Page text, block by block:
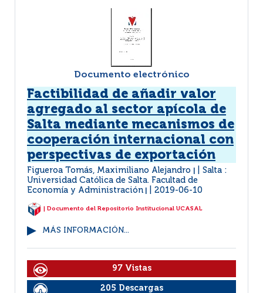
Documento electrónico
Factibilidad de añadir valor
agregado al sector apícola de
Salta mediante mecanismos de
cooperación internacional con
perspectivas de exportación
Figueroa Tomás, Maximiliano Alejandro
Salta :
Universidad Católica de Salta. Facultad de
Economía y Administración
2019-06-10
| Documento del Repositorio Institucional UCASAL
MÁS INFORMACIÓN...
97 Vistas
205 Descargas